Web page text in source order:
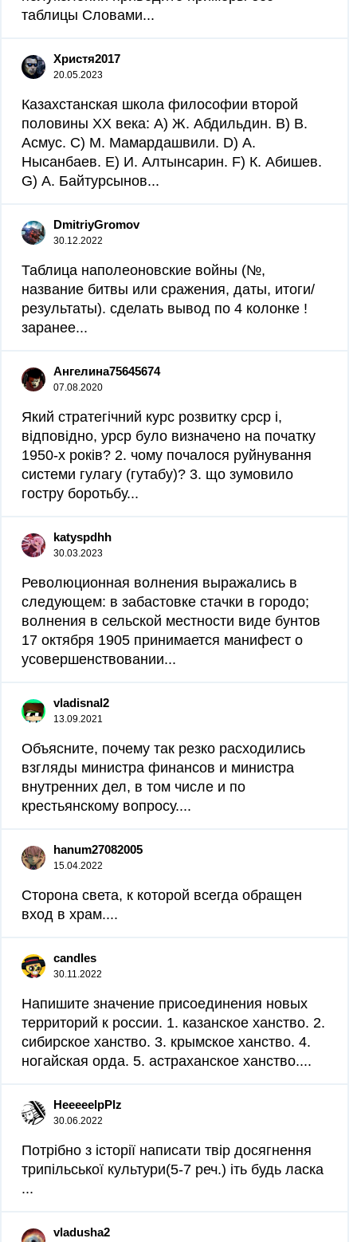
таблицы Словами...
Христя2017
20.05.2023
Казахстанская школа философии второй
половины ХХ века: А) Ж. Абдильдин. В) В.
Асмус. С) М. Мамардашвили. D) А.
Нысанбаев. Е) И. Алтынсарин. F) К. Абишев.
G) А. Байтурсынов...
DmitriyGromov
30.12.2022
Таблица наполеоновские войны (№,
название битвы или сражения, даты, итоги/
результаты). сделать вывод по 4 колонке !
заранее...
Ангелина75645674
07.08.2020
Який стратегічний курс розвитку срср і,
відповідно, урср було визначено на початку
1950-х років? 2. чому почалося руйнування
системи гулагу (гутабу)? 3. що зумовило
гостру боротьбу...
katyspdhh
30.03.2023
Революционная волнения выражались в
следующем: в забастовке стачки в городо;
волнения в сельской местности виде бунтов
17 октября 1905 принимается манифест о
усовершенствовании...
vladisnal2
13.09.2021
Объясните, почему так резко расходились
взгляды министра финансов и министра
внутренних дел, в том числе и по
крестьянскому вопросу....
hanum27082005
15.04.2022
Сторона света, к которой всегда обращен
вход в храм....
candles
30.11.2022
Напишите значение присоединения новых
территорий к россии. 1. казанское ханство. 2.
сибирское ханство. 3. крымское ханство. 4.
ногайская орда. 5. астраханское ханство....
HeeeeelpPlz
30.06.2022
Потрібно з історії написати твір досягнення
трипільської культури(5-7 реч.) іть будь ласка​
...
vladusha2